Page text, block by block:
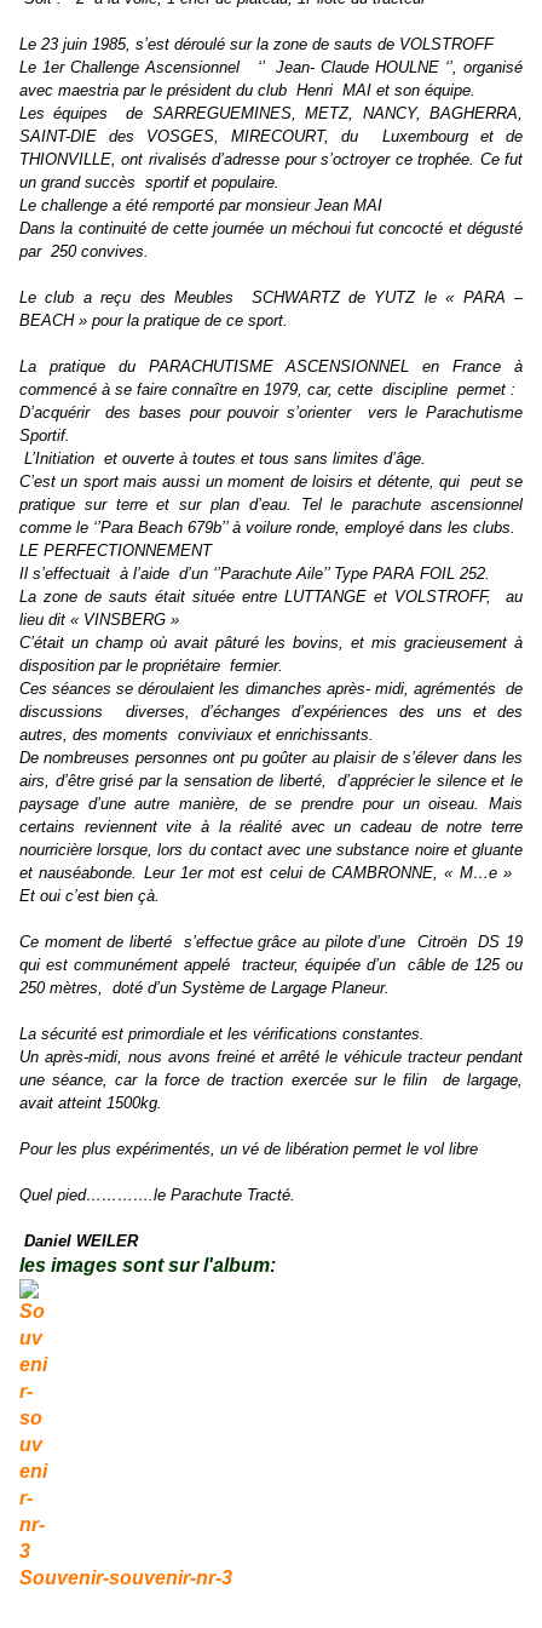
Le‭ ‬23‭ ‬juin‭ ‬1985,‭ ‬s‭’‬est déroulé sur la zone de sauts de VOLSTROFF‭
Le‭ ‬1er Challenge Ascensionnel‭ ‬‘’ ‭ ‬Jean-‭ ‬Claude HOULNE‭ ‬‘’,‭ ‬organisé
avec maestria par le président du club‭ ‬Henri‭ ‬MAI et son équipe.
Les équipes‭ ‬de SARREGUEMINES,‭ ‬METZ,‭ ‬NANCY,‭ ‬BAGHERRA,‭
‬SAINT-DIE des VOSGES,‭ ‬MIRECOURT,‭ ‬du‭ ‬Luxembourg et de
THIONVILLE,‭ ‬ont rivalisés d‭’‬adresse pour s‭’‬octroyer ce trophée.‭ ‬Ce fut
un grand succès‭ ‬sportif et populaire.
Le challenge a été remporté par monsieur Jean MAI
Dans la continuité de cette journée un méchoui fut concocté et dégusté
par‭ ‬250‭ ‬convives.‭ ‬
Le club a reçu des Meubles‭ ‬SCHWARTZ de YUTZ le ‭«‬ PARA‭ ‬–
BEACH ‭»‬ pour la pratique de ce sport.
La pratique du PARACHUTISME ASCENSIONNEL‭ ‬en France à
commencé à se faire connaître en‭ ‬1979,‭ ‬car,‭ ‬cette‭ ‬ discipline‭ ‬permet :
D‭’‬acquérir‭ ‬des bases pour pouvoir s‭’‬orienter‭ ‬vers le Parachutisme
Sportif.‭
L‭’‬Initiation‭ ‬et ouverte à toutes et tous sans limites d’âge.
C‭’‬est un sport mais aussi un moment de loisirs et détente,‭ ‬qui‭ ‬peut se
pratique sur terre et sur plan d‭’‬eau.‭ ‬Tel le parachute ascensionnel
comme le‭ ‬‘’Para Beach‭ ‬679b‭’’‬ à voilure ronde,‭ ‬employé dans les clubs.
LE PERFECTIONNEMENT
Il s‭’‬effectuait‭ ‬à l‭’‬aide‭ ‬d‭’‬un‭ ‬‘’Parachute Aile‭’’‬ Type PARA FOIL‭ ‬252.
La zone de sauts était située entre LUTTANGE et VOLSTROFF,‭ ‬au
lieu dit‭ «‬ VINSBERG ‭»‬
C’était un champ où avait pâturé les bovins,‭ ‬et mis gracieusement à
disposition par le propriétaire‭ ‬fermier.
Ces séances se déroulaient les dimanches après-‭ ‬midi,‭ ‬agrémentés‭ ‬de
discussions‭ ‬diverses,‭ ‬d’échanges d‭’‬expériences des uns et des
autres,‭ ‬des‭ ‬moments‭ ‬conviviaux et enrichissants.
De nombreuses personnes ont pu goûter au plaisir de s’élever dans les
airs,‭ ‬d’être grisé par la sensation de liberté,‭ ‬d‭’‬apprécier le silence et le
paysage d‭’‬une autre manière,‭ ‬de se prendre pour un oiseau.‭ ‬Mais
certains reviennent vite à la réalité avec un cadeau de notre terre
nourricière lorsque,‭ ‬lors du contact avec une substance noire et gluante
et nauséabonde.‭ ‬Leur‭ ‬1er mot est celui de CAMBRONNE,‭ «‬ M‭…‬e ‭»‬ ‭
‬Et oui c‭’‬est bien çà.
Ce moment de liberté‭ ‬s‭’‬effectue grâce au pilote d‭’‬une‭ ‬Citroën‭ ‬DS‭ ‬19‭
‬qui est communément appelé‭ ‬tracteur,‭ ‬équipée d‭’‬un‭ ‬câble de‭ ‬125‭ ‬ou‭
‬250‭ ‬mètres,‭ ‬doté d‭’‬un Système de Largage Planeur.
La sécurité est primordiale et les vérifications constantes.
Un après-midi,‭ ‬nous avons freiné et arrêté le véhicule tracteur pendant
une séance,‭ ‬car la force de traction exercée sur le filin‭ ‬de largage,‭
‬avait atteint‭ ‬1500kg.
Pour les plus expérimentés,‭ ‬un vé de libération permet le vol libre
Quel pied‭…………‬.le Parachute Tracté.
Daniel WEILER
les images sont sur l'album:
Souvenir-souvenir-nr-3